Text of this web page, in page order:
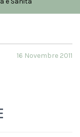
16 Novembre 2011